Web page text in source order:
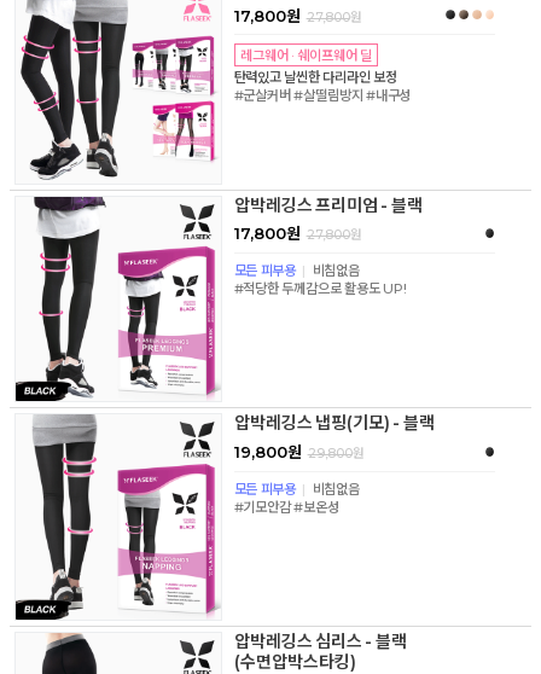
17,800원 27,800원
레그웨어 · 쉐이프웨어 딜
탄력있고 날씬한 다리라인 보정
#군살커버 #살떨림방지 #내구성
압박레깅스 프리미엄 - 블랙
17,800원 27,800원
모든 피부용 | 비침없음
#적당한 두께감으로 활용도 UP!
압박레깅스 냅핑(기모) - 블랙
19,800원 29,800원
모든 피부용 | 비침없음
#기모안감 #보온성
압박레깅스 심리스 - 블랙
(수면압박스타킹)